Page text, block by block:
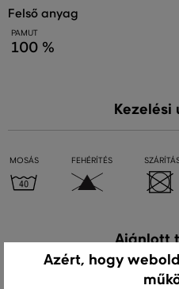
felső anyag
PAMUT
100 %
Kezelési
MOSÁS FEHÉRÍTÉS
Ajánlott
Azért, hogy